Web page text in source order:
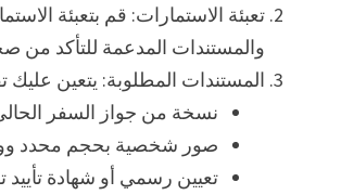
تعبئة الاستمارات: قم بتعبئة
والمستندات المدعمة للتأكد من
المستندات المطلوبة: يتعين عليك
نسخة من جواز السفر
صور شخصية بحجم محدد
تعيين رسمي أو شهادة